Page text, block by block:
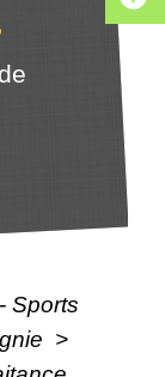
Sports
>